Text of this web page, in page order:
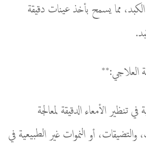
مما يسمح بأخذ عينات دقيقة
العلاجي:**
تنظير الأمعاء الدقيقة لمعالجة
أو النموات غير الطبيعية في